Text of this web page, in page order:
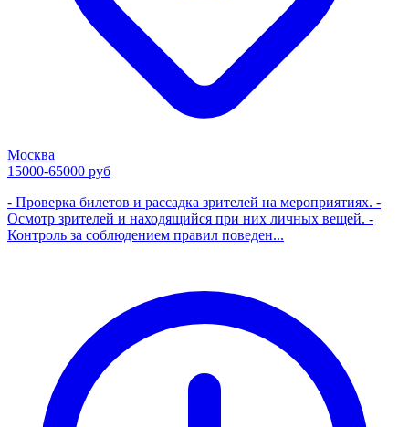
Москва
15000-65000 руб
- Проверка билетов и рассадка зрителей на мероприятиях. -
Осмотр зрителей и находящийся при них личных вещей. -
Контроль за соблюдением правил поведен...